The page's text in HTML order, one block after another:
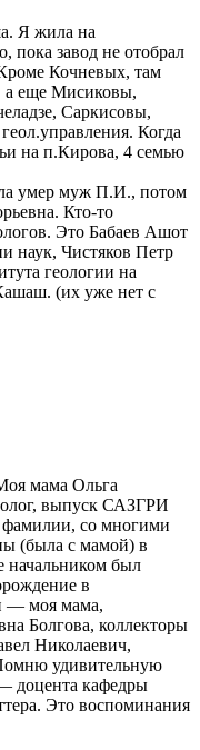
Я жила на
пока завод не отобрал
Кочневых, там
еще Мисиковы,
Саркисовы,
Когда
на п.Кирова, 4 семью
умер муж П.И., потом
Кто-то
Это Бабаев Ашот
наук, Чистяков Петр
геологии на
(их уже нет с
мама Ольга
выпуск САЗГРИ
фамилии, со многими
(была с мамой) в
начальником был
в
— моя мама,
Болгова, коллекторы
Николаевич,
удивительную
доцента кафедры
Это воспоминания